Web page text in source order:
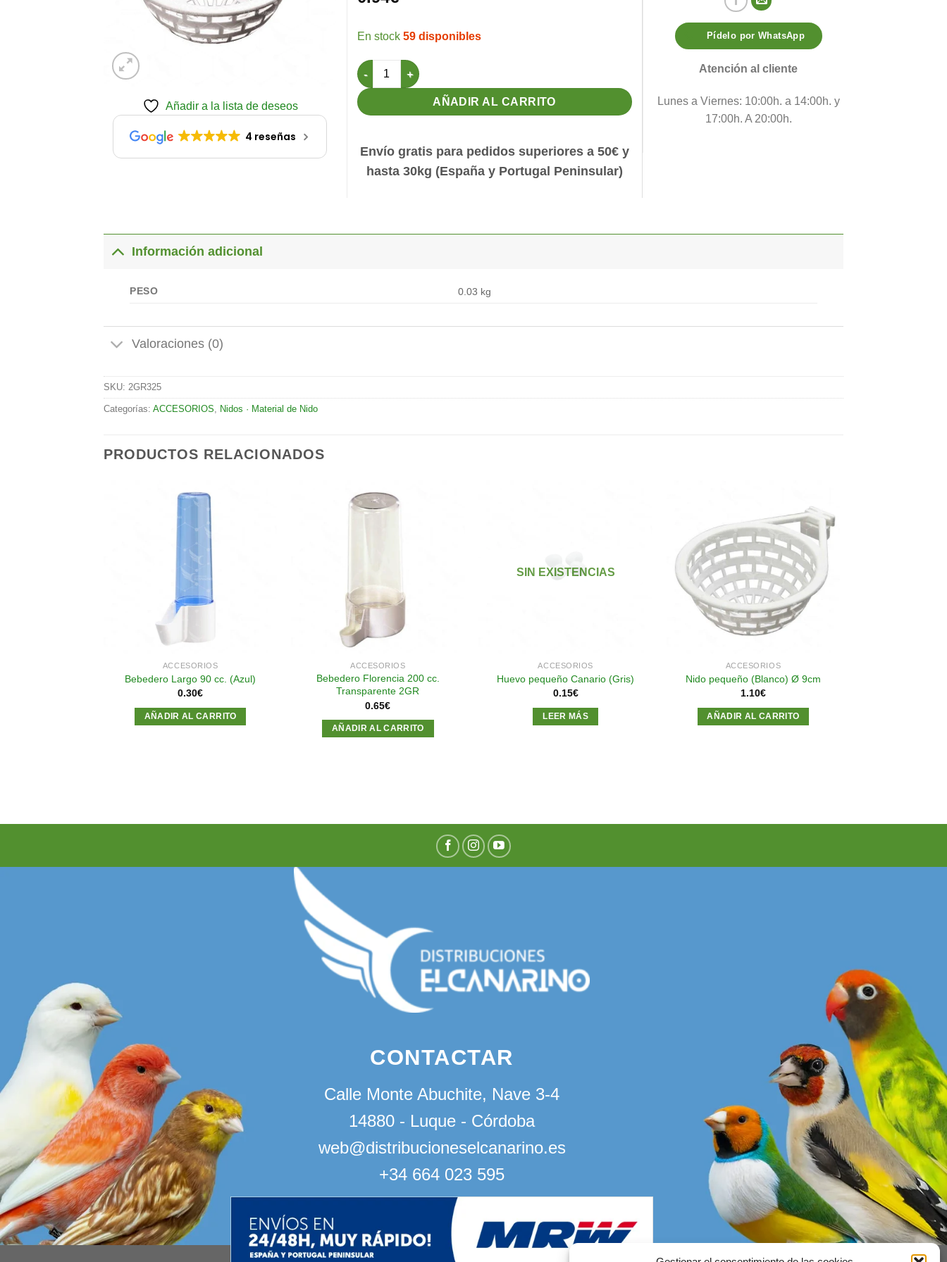
Añadir a la lista de deseos
4 reseñas
59 disponibles
Nido mediano Diametro 11cm (blanco) cantidad
AÑADIR AL CARRITO
Envío gratis para pedidos superiores a 50€ y
hasta 30kg (España y Portugal Peninsular)
Pídelo por WhatsApp
Atención al cliente
Lunes a Viernes: 10:00h. a 14:00h. y
17:00h. A 20:00h.
Información adicional
PESO 0.03 kg
Valoraciones (0)
SKU: 2GR325
Categorías: ACCESORIOS Nidos · Material de Nido
PRODUCTOS RELACIONADOS
ACCESORIOS
Bebedero Largo 90 cc. (Azul)
0.30€
AÑADIR AL CARRITO
ACCESORIOS
Bebedero Florencia 200 cc.
Transparente 2GR
0.65€
AÑADIR AL CARRITO
deseos
SIN EXISTENCIAS
ACCESORIOS
Huevo pequeño Canario (Gris)
0.15€
LEER MÁS
Añadir
a la
lista de
deseos
ACCESORIOS
Nido pequeño (Blanco) Ø 9cm
1.10€
AÑADIR AL CARRITO
CONTACTAR
Calle Monte Abuchite, Nave 3-4
14880 - Luque - Córdoba
web@distribucioneselcanarino.es
+34 664 023 595